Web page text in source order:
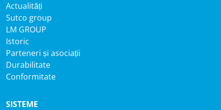
Actualități
Sutco group
LM GROUP
Istoric
Parteneri și asociații
Durabilitate
Conformitate
SISTEME